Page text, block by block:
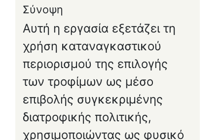
Σύνοψη
Αυτή η εργασία εξετάζει τη
χρήση καταναγκαστικού
περιορισμού της επιλογής
των τροφίμων ως μέσο
επιβολής συγκεκριμένης
διατροφικής πολιτικής,
χρησιμοποιώντας ως φυσικό